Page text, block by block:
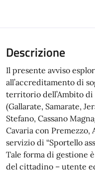
Descrizione
Il presente avviso
all’accreditamento di
territorio dell’Ambito di
(Gallarate, Samarate,
Stefano, Cassano
Cavaria con Premezzo,
servizio di “Sportello
Tale forma di gestione
del cittadino – utente